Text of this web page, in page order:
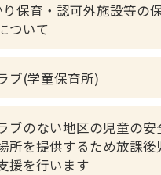
保育・認可外施設等の
ついて
ブ(学童保育所)
ブのない地区の児童の安
所を提供するため放課後
援を行います